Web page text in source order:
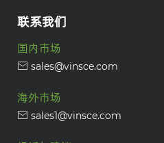
联系我们
国内市场
sales@vinsce.com
海外市场
sales1@vinsce.com